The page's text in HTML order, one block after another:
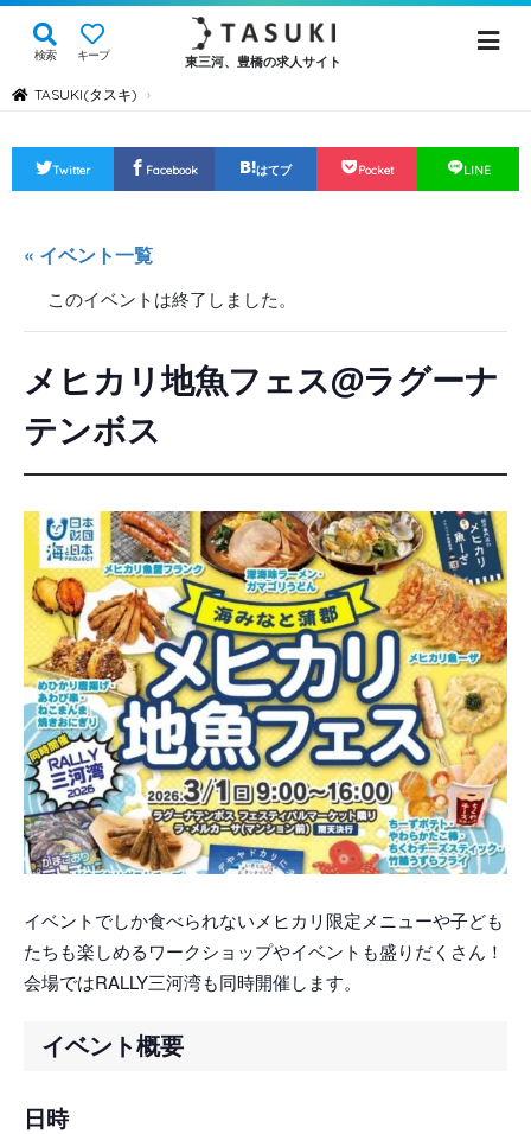
検索 キープ 東三河、豊橋の求人サイト
TASUKI(タスキ) ›
Twitter Facebook はてブ Pocket LINE
« イベント一覧
このイベントは終了しました。
メヒカリ地魚フェス@ラグーナ
テンボス
イベントでしか食べられないメヒカリ限定メニューや子ども
たちも楽しめるワークショップやイベントも盛りだくさん！
会場ではRALLY三河湾も同時開催します。
イベント概要
日時